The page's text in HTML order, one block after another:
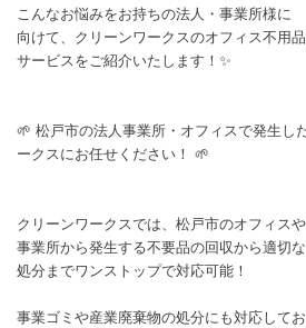
こんなお悩みをお持ちの法人・事業所様に
向けて、クリーンワークスのオフィス不用
サービスをご紹介いたします！✨
🌱 松戸市の法人事業所・オフィスで発生し
ークスにお任せください！ 🌱
クリーンワークスでは、松戸市のオフィスや
事業所から発生する不要品の回収から適切な
処分までワンストップで対応可能！
事業ゴミや産業廃棄物の処分にも対応してお